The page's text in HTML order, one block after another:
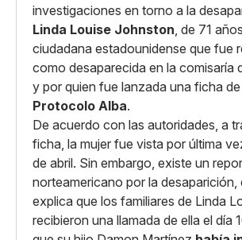
investigaciones en torno a la
Linda Louise Johnston, de 71
ciudadana estadounidense que fue
como desaparecida en la comisaría
y por quien fue lanzada una ficha
Protocolo Alba.
De acuerdo con las autoridades, a
ficha, la mujer fue vista por última
de abril. Sin embargo, existe un
norteamericano por la desaparición,
explica que los familiares de Linda
recibieron una llamada de ella el día